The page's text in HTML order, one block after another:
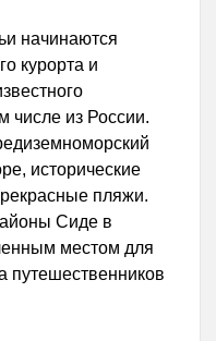
начинаются
курорта и
числе из России.
исторические
пляжи.
Сиде в
местом для
путешественников